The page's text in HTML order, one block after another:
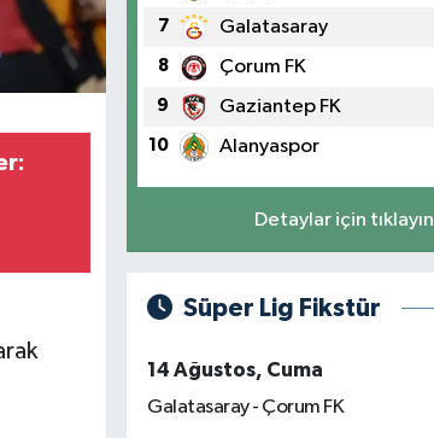
7 Galatasaray
8 Çorum FK
9 Gaziantep FK
10 Alanyaspor
Detaylar için tıklayın
Süper Lig Fikstür
14 Ağustos, Cuma
Galatasaray - Çorum FK